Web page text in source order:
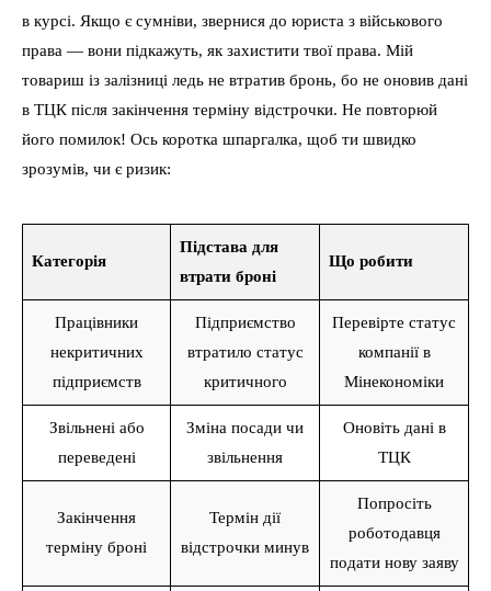
в курсі. Якщо є сумніви, звернися до юриста з військового
права — вони підкажуть, як захистити твої права. Мій
товариш із залізниці ледь не втратив бронь, бо не оновив дані
в ТЦК після закінчення терміну відстрочки. Не повторюй
його помилок! Ось коротка шпаргалка, щоб ти швидко
зрозумів, чи є ризик:
Категорія
Підстава для
втрати броні
Що робити
Працівники
некритичних
підприємств
Підприємство
втратило статус
критичного
Перевірте статус
компанії в
Мінекономіки
Звільнені або
переведені
Зміна посади чи
звільнення
Оновіть дані в
ТЦК
Закінчення
терміну броні
Термін дії
відстрочки минув
Попросіть
роботодавця
подати нову заяву